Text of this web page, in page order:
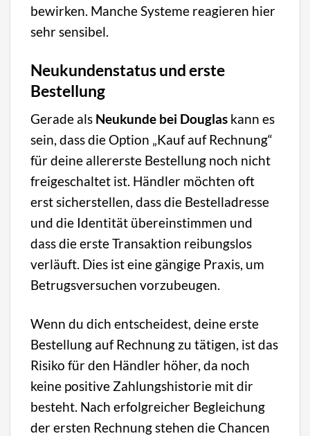
bewirken. Manche Systeme reagieren hier
sehr sensibel.
Neukundenstatus und erste
Bestellung
Gerade als Neukunde bei Douglas kann es
sein, dass die Option „Kauf auf Rechnung“
für deine allererste Bestellung noch nicht
freigeschaltet ist. Händler möchten oft
erst sicherstellen, dass die Bestelladresse
und die Identität übereinstimmen und
dass die erste Transaktion reibungslos
verläuft. Dies ist eine gängige Praxis, um
Betrugsversuchen vorzubeugen.
Wenn du dich entscheidest, deine erste
Bestellung auf Rechnung zu tätigen, ist das
Risiko für den Händler höher, da noch
keine positive Zahlungshistorie mit dir
besteht. Nach erfolgreicher Begleichung
der ersten Rechnung stehen die Chancen